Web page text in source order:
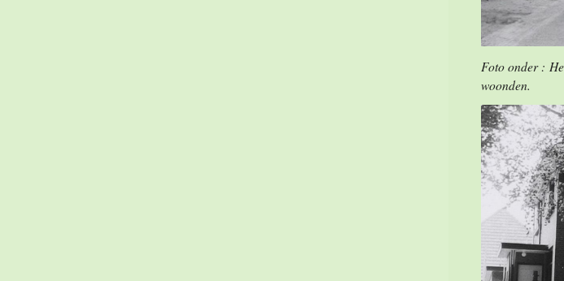
Foto onder :
woonden.